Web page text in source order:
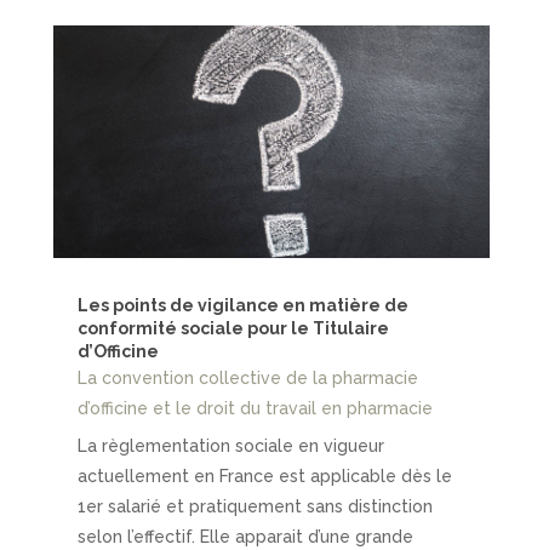
Les points de vigilance en matière de
conformité sociale pour le Titulaire
d’Officine
La convention collective de la pharmacie
d’officine et le droit du travail en pharmacie
La règlementation sociale en vigueur
actuellement en France est applicable dès le
1er salarié et pratiquement sans distinction
selon l’effectif. Elle apparait d’une grande